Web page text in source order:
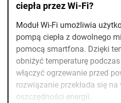
ciepła przez Wi-Fi?
Moduł Wi-Fi umożliwia
pompą ciepła z dowolnego
pomocą smartfona. Dzięki
obniżyć temperaturę
włączyć ogrzewanie przed
rozwiązanie przekłada się
oszczędności energii.